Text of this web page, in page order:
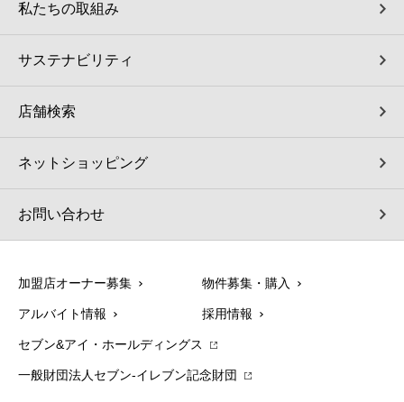
私たちの取組み
サステナビリティ
店舗検索
ネットショッピング
お問い合わせ
加盟店オーナー募集 物件募集・購入
アルバイト情報 採用情報
セブン&アイ・ホールディングス
一般財団法人セブン-イレブン記念財団